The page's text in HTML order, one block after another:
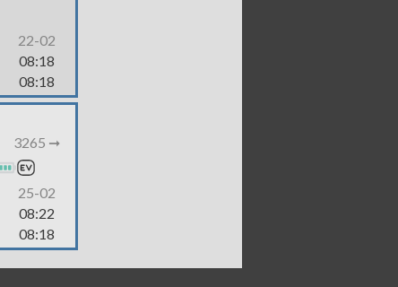
22-02
08:18
08:18
3265 ➞
25-02
08:22
08:18